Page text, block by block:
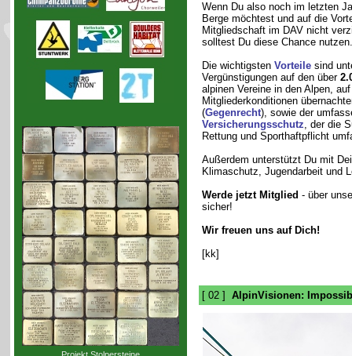
Wenn Du also noch im letzten
Berge möchtest und auf die
Mitgliedschaft im DAV nicht
solltest Du diese Chance nutzen.
Die wichtigsten Vorteilesind
Vergünstigungen auf den über
alpinen Vereine in den Alpen,
Mitgliederkonditionen
(Gegenrecht), sowie der
Versicherungsschutz, der die
Rettung und Sporthaftpflicht
Außerdem unterstützt Du mit
Klimaschutz, Jugendarbeit und
Werde jetzt Mitglied - über
sicher!
Wir freuen uns auf Dich!
[kk]
[ 02 ] AlpinVisionen: